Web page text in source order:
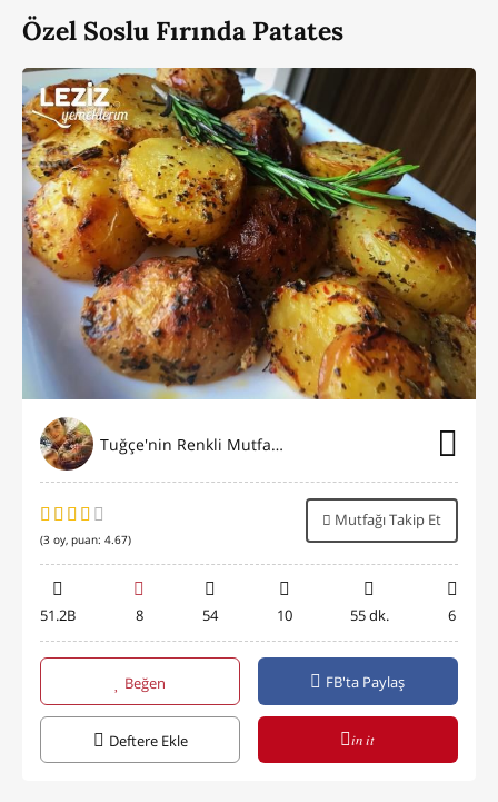
Özel Soslu Fırında Patates
Tuğçe'nin Renkli Mutfağı⭐️
(3 oy, puan: 4.67)
Mutfağı Takip Et
51.2B 8 54 10 55 dk. 6
Beğen FB'ta Paylaş
Deftere Ekle in it